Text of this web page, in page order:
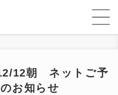
12朝 ネットご予
お知らせ